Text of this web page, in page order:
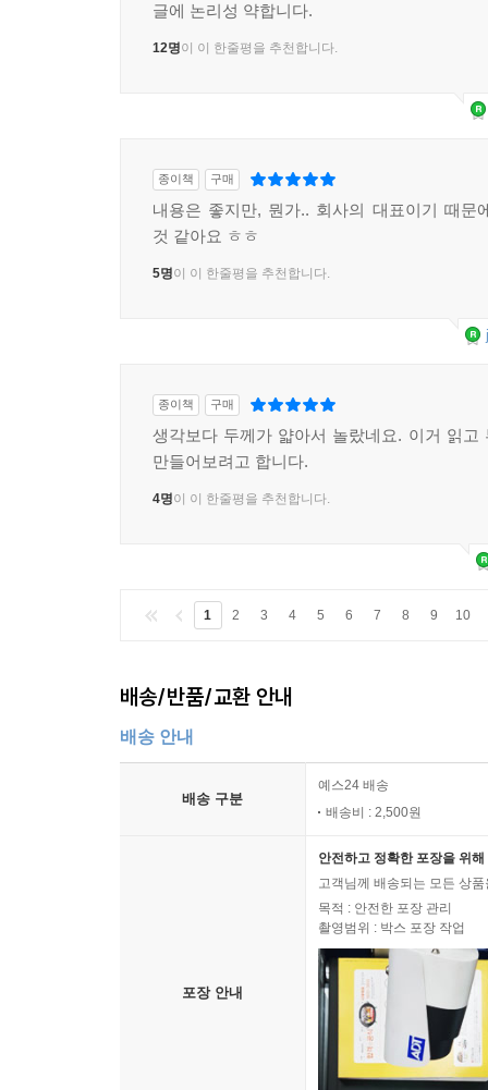
글에 논리성 약합니다.
12명이 이 한줄평을 추천합니다.
종이책 구매
내용은 좋지만, 뭔가.. 회사의 대표이기 때문
것 같아요 ㅎㅎ
5명이 이 한줄평을 추천합니다.
종이책 구매
생각보다 두께가 얇아서 놀랐네요. 이거 읽고
만들어보려고 합니다.
4명이 이 한줄평을 추천합니다.
1 2 3 4 5 6 7 8 9 10
배송/반품/교환 안내
배송 안내
배송 구분
예스24 배송
배송비 : 2,500원
포장 안내
안전하고 정확한 포장을 위
고객님께 배송되는 모든 상
목적 : 안전한 포장 관리
촬영범위 : 박스 포장 작업